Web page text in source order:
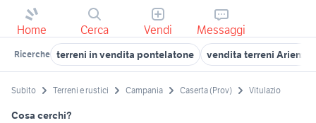
Home Cerca Vendi Messaggi
Ricerche terreni in vendita pontelatone vendita terreni Arienzo
Subito Terreni e rustici Campania Caserta (Prov) Vitulazio
Cosa cerchi?